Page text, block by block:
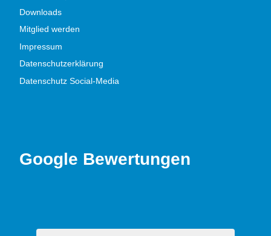
Downloads
Mitglied werden
Impressum
Datenschutzerklärung
Datenschutz Social-Media
Google Bewertungen